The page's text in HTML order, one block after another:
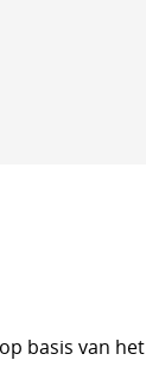
basis van het